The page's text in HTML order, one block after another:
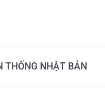
THỐNG NHẬT BẢN